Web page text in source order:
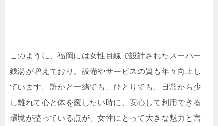
このように、福岡には女性目線で設計されたスーパー
銭湯が増えており、設備やサービスの質も年々向上し
ています。誰かと一緒でも、ひとりでも、日常から少
し離れて心と体を癒したい時に、安心して利用できる
環境が整っている点が、女性にとって大きな魅力と言